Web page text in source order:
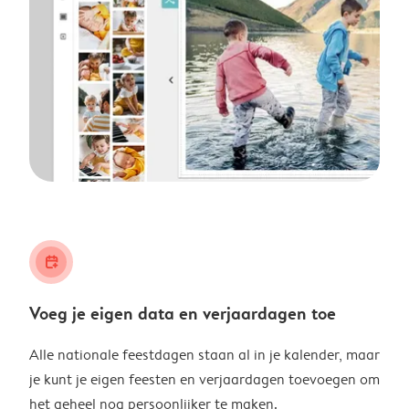
calendar_plus
Voeg je eigen data en verjaardagen toe
Alle nationale feestdagen staan al in je kalender, maar
je kunt je eigen feesten en verjaardagen toevoegen om
het geheel nog persoonlijker te maken.